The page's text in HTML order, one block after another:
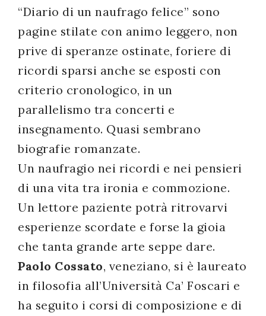
“Diario di un naufrago felice” sono
pagine stilate con animo leggero, non
prive di speranze ostinate, foriere di
ricordi sparsi anche se esposti con
criterio cronologico, in un
parallelismo tra concerti e
insegnamento. Quasi sembrano
biografie romanzate.
Un naufragio nei ricordi e nei pensieri
di una vita tra ironia e commozione.
Un lettore paziente potrà ritrovarvi
esperienze scordate e forse la gioia
che tanta grande arte seppe dare.
Paolo Cossato, veneziano, si è laureato
in filosofia all’Università Ca’ Foscari e
ha seguito i corsi di composizione e di